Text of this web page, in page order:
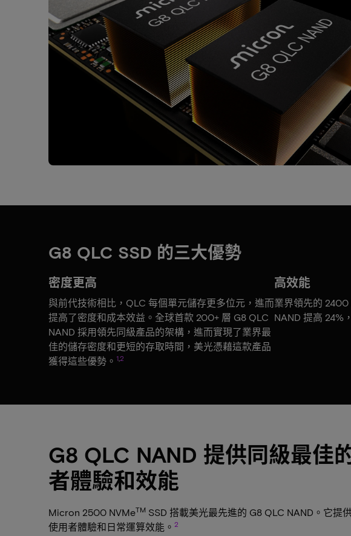
G8 QLC SSD 的三大優勢
密度更高
與前代技術相比，QLC 每個單元儲存更多位元，進而
提高了密度和成本效益。全球首款 200+ 層 G8 QLC
NAND 採用領先同級產品的架構，進而實現了業界最
佳的儲存密度和更短的存取時間，美光憑藉這款產品
獲得這些優勢。 12
高效能
業界領先的 2400
NAND 提高 24%
G8 QLC NAND 提供同級最佳
者體驗和效能
Micron 2500 NVMeTM SSD 搭載美光最先進的 G8 QLC NAND。它提
使用者體驗和日常運算效能。 2